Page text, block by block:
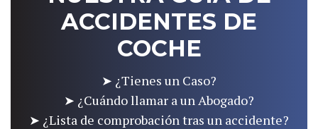
ACCIDENTES DE
COCHE
➤ ¿Tienes un Caso?
➤ ¿Cuándo llamar a un Abogado?
➤ ¿Lista de comprobación tras un accidente?